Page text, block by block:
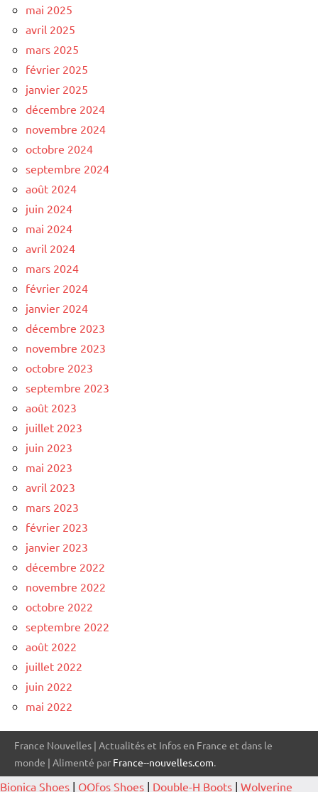
mai 2025
avril 2025
mars 2025
février 2025
janvier 2025
décembre 2024
novembre 2024
octobre 2024
septembre 2024
août 2024
juin 2024
mai 2024
avril 2024
mars 2024
février 2024
janvier 2024
décembre 2023
novembre 2023
octobre 2023
septembre 2023
août 2023
juillet 2023
juin 2023
mai 2023
avril 2023
mars 2023
février 2023
janvier 2023
décembre 2022
novembre 2022
octobre 2022
septembre 2022
août 2022
juillet 2022
juin 2022
mai 2022
France Nouvelles | Actualités et Infos en France et dans le
monde | Alimenté par France--nouvelles.com.
Bionica Shoes | OOfos Shoes | Double-H Boots | Wolverine